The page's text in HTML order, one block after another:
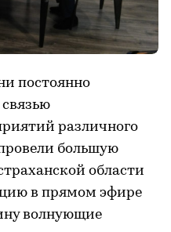
постоянно
различного
большую
области
в прямом эфире
волнующие